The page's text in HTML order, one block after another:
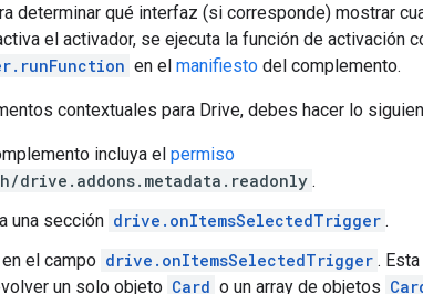
determinar qué interfaz (si corresponde) mostrar
el activador, se ejecuta la función de activación
en el manifiesto del complemento.
contextuales para Drive, debes hacer lo
incluya el permiso
drive.addons.metadata.readonly .
una sección drive.onItemsSelectedTrigger .
el campo drive.onItemsSelectedTrigger .
un solo objeto Card o un array de objetos